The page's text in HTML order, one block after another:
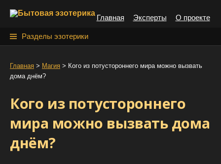
Главная Эксперты О проекте
Разделы эзотерики
й
Главная > Магия > Кого из потустороннего мира можно вызвать
дома днём?
Кого из потустороннего
мира можно вызвать дома
днём?